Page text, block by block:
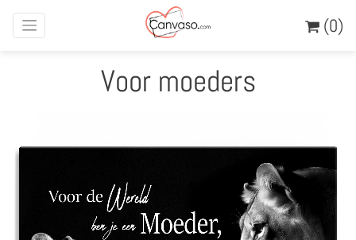
(0)
Voor moeders